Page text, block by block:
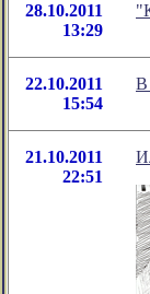
28.10.2011
13:29
22.10.2011
15:54
В
21.10.2011
22:51